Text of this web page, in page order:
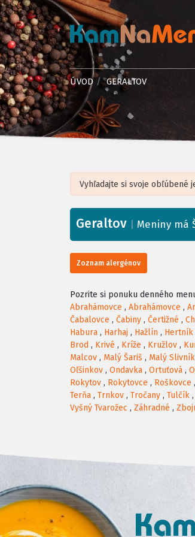
ÚVOD GERALTOV
+
−
Geraltov Meniny má
Zoznam alergénov
Pozrite si ponuku denného
Abrahámovce , Abrahámovce ,
Čabalovce , Čabiny , Čertižné ,
Habura , Harhaj , Hažlín , Hertník
Brod , Krivé , Kríže , Kružlov ,
Malcov , Malý Šariš , Malý Slivník
Oľšinkov , Ondavka , Ortuťová ,
Rokytov , Rokytovce , Roškovce ,
Terňa , Trnkov , Tročany , Tulčík ,
Vyšný Tvarožec , Záhradné ,